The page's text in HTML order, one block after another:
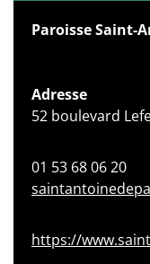
Paroisse Saint-
Adresse
52 boulevard
01 53 68 06 20
https://